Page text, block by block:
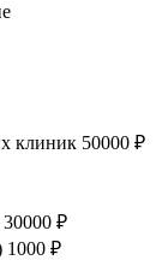
клиник 50000 ₽
30000 ₽
1000 ₽